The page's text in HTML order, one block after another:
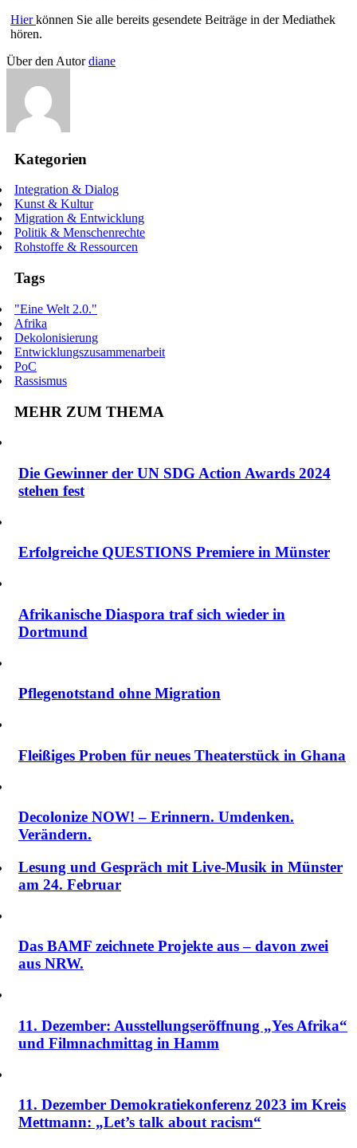
Hierkönnen Sie alle bereits gesendete Beiträge in der Mediathek
hören.
Über den Autordiane
Kategorien
Integration & Dialog
Kunst & Kultur
Migration & Entwicklung
Politik & Menschenrechte
Rohstoffe & Ressourcen
Tags
"Eine Welt 2.0."
Afrika
Dekolonisierung
Entwicklungszusammenarbeit
PoC
Rassismus
MEHR ZUM THEMA
Die Gewinner der UN SDG Action Awards 2024
stehen fest
Erfolgreiche QUESTIONS Premiere in Münster
Afrikanische Diaspora traf sich wieder in
Dortmund
Pflegenotstand ohne Migration
Fleißiges Proben für neues Theaterstück in Ghana
Decolonize NOW! – Erinnern. Umdenken.
Verändern.
Lesung und Gespräch mit Live-Musik in Münster
am 24. Februar
Das BAMF zeichnete Projekte aus – davon zwei
aus NRW.
11. Dezember: Ausstellungseröffnung „Yes Afrika“
und Filmnachmittag in Hamm
11. Dezember Demokratiekonferenz 2023 im Kreis
Mettmann: „Let’s talk about racism“